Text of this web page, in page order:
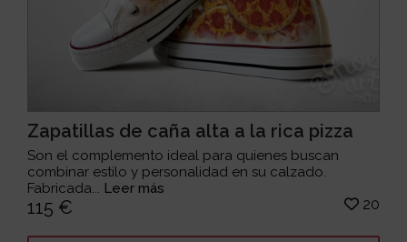
Zapatillas de caña alta a la rica pizza
Son el complemento ideal para quienes buscan
combinar estilo y personalidad en su calzado.
Fabricada... Leer más
115 € 20